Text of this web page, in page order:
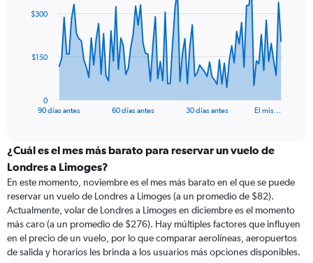
data
The
categories.
Range:
categories.
The
chart
has
1
Y
90 días antes 60 días antes 30 días antes El mis…
0
$150
$300
¿Cuál es el mes más barato para reservar un vuelo de
Londres a Limoges?
En este momento, noviembre es el mes más barato en el que se puede
reservar un vuelo de Londres a Limoges (a un promedio de $82).
Actualmente, volar de Londres a Limoges en diciembre es el momento
más caro (a un promedio de $276). Hay múltiples factores que influyen
en el precio de un vuelo, por lo que comparar aerolíneas, aeropuertos
de salida y horarios les brinda a los usuarios más opciones disponibles.